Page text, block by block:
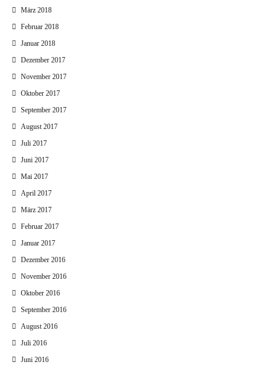
März 2018
Februar 2018
Januar 2018
Dezember 2017
November 2017
Oktober 2017
September 2017
August 2017
Juli 2017
Juni 2017
Mai 2017
April 2017
März 2017
Februar 2017
Januar 2017
Dezember 2016
November 2016
Oktober 2016
September 2016
August 2016
Juli 2016
Juni 2016